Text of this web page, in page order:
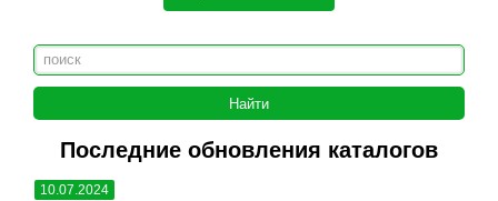
Последние обновления каталогов
10.07.2024